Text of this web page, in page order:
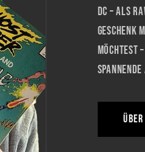
DC – als
Geschenk
möchtest